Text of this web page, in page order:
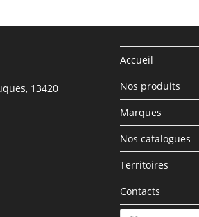
13420
Accueil
Nos produits
Marques
Nos catalogues
Territoires
Contacts
Recherche